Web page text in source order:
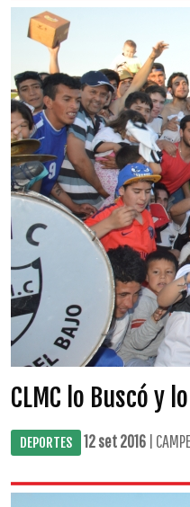
CLMC lo Buscó y
DEPORTES 12 set 2016 |